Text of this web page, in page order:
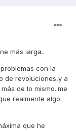
más larga..
con la
de revoluciones,y a
de lo mismo..me
realmente algo
que he